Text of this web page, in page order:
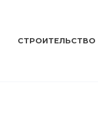
СТРОИТЕЛЬСТВО